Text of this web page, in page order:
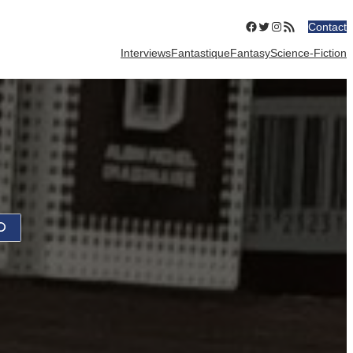
Facebook
Twitter
Instagram
Flux RSSContact
InterviewsFantastiqueFantasyScience-Fiction